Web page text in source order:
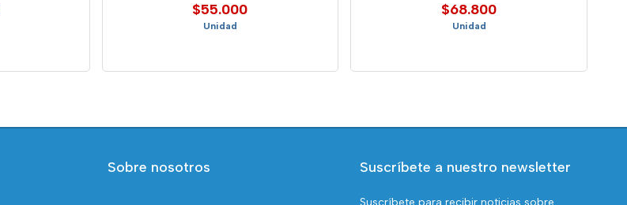
$55.000
Unidad
$68.800
Unidad
Sobre nosotros Suscríbete a nuestro newsletter